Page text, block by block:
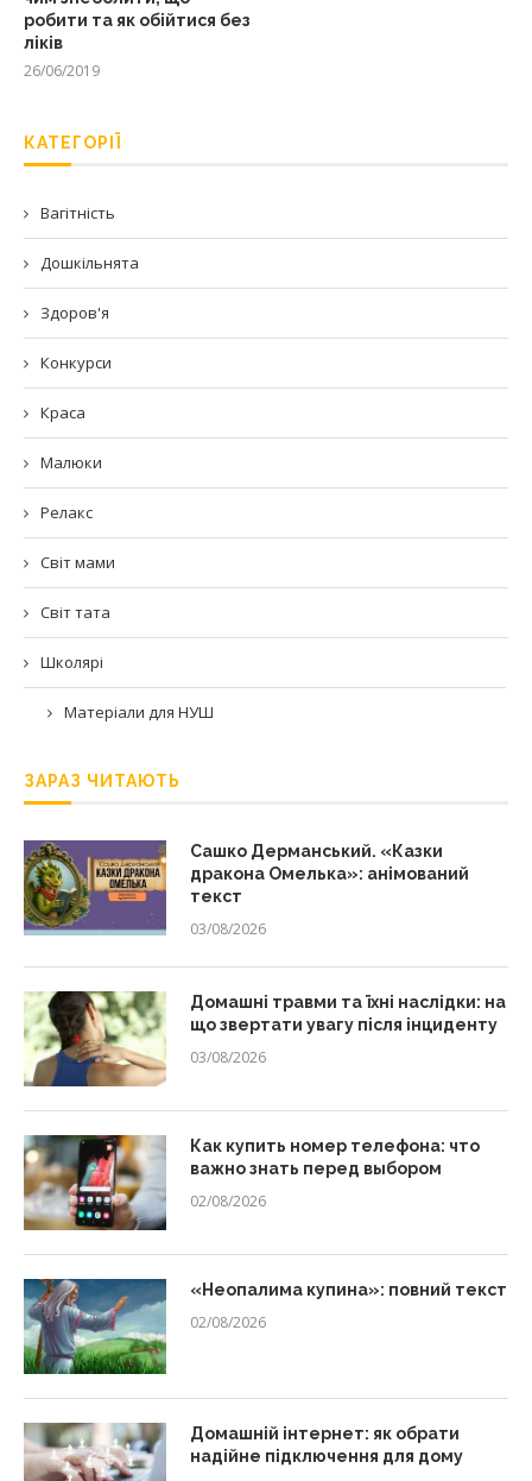
робити та як обійтися без
ліків
26/06/2019
КАТЕГОРІЇ
Вагітність
Дошкільнята
Здоров'я
Конкурси
Краса
Малюки
Релакс
Світ мами
Світ тата
Школярі
Матеріали для НУШ
ЗАРАЗ ЧИТАЮТЬ
Сашко Дерманський. «Казки
дракона Омелька»: анімований
текст
03/08/2026
Домашні травми та їхні наслідки: на
що звертати увагу після інциденту
03/08/2026
Как купить номер телефона: что
важно знать перед выбором
02/08/2026
«Неопалима купина»: повний текст
02/08/2026
Домашній інтернет: як обрати
надійне підключення для дому